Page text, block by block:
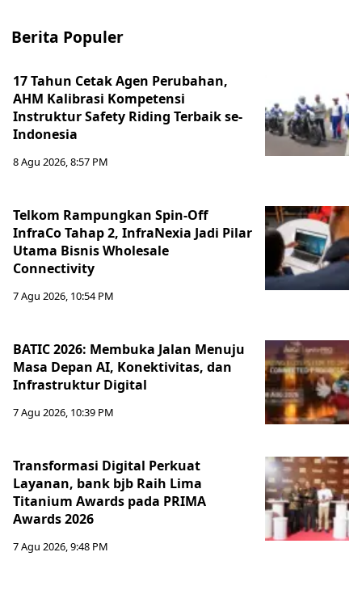
Berita Populer
17 Tahun Cetak Agen Perubahan,
AHM Kalibrasi Kompetensi
Instruktur Safety Riding Terbaik se-
Indonesia
8 Agu 2026, 8:57 PM
Telkom Rampungkan Spin-Off
InfraCo Tahap 2, InfraNexia Jadi Pilar
Utama Bisnis Wholesale
Connectivity
7 Agu 2026, 10:54 PM
BATIC 2026: Membuka Jalan Menuju
Masa Depan AI, Konektivitas, dan
Infrastruktur Digital
7 Agu 2026, 10:39 PM
Transformasi Digital Perkuat
Layanan, bank bjb Raih Lima
Titanium Awards pada PRIMA
Awards 2026
7 Agu 2026, 9:48 PM